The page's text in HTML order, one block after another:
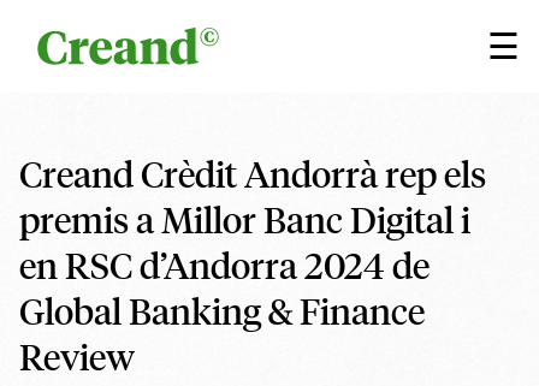
☰
×
Creand Crèdit Andorrà rep els
premis a Millor Banc Digital i
en RSC d’Andorra 2024 de
Global Banking & Finance
Review